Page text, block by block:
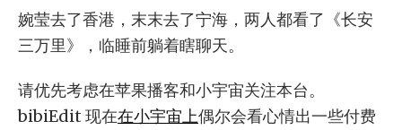
婉莹去了香港，末末去了宁海，两人都看了《长安
三万里》，临睡前躺着瞎聊天。
请优先考虑在苹果播客和小宇宙关注本台。
bibiEdit 现在在小宇宙上偶尔会看心情出一些付费